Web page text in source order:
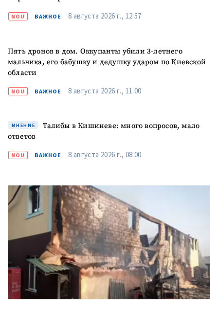
NOU ВАЖНОЕ 8 августа 2026 г., 12:57
Пять дронов в дом. Оккупанты убили 3-летнего
мальчика, его бабушку и дедушку ударом по Киевской
области
NOU ВАЖНОЕ 8 августа 2026 г., 11:00
МНЕНИЕ
Талибы в Кишиневе: много вопросов, мало
ответов
NOU ВАЖНОЕ 8 августа 2026 г., 08:00
КОНТАКТНЫЙ ИСТОЧНИК
Электронная почта
+ Мой email
Телефон
+ Личный телефон
политикой
конфиденциальности.
ОТПРАВИТЬ НОВОСТЬ